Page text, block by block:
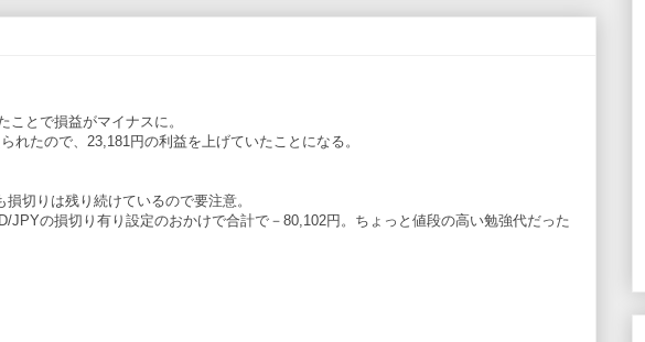
とで損益がマイナスに。
れたので、23,181円の利益を上げていたことになる。
切りは残り続けているので要注意。
JPYの損切り有り設定のおかけで合計で－80,102円。ちょっと値段の高い勉強代だった